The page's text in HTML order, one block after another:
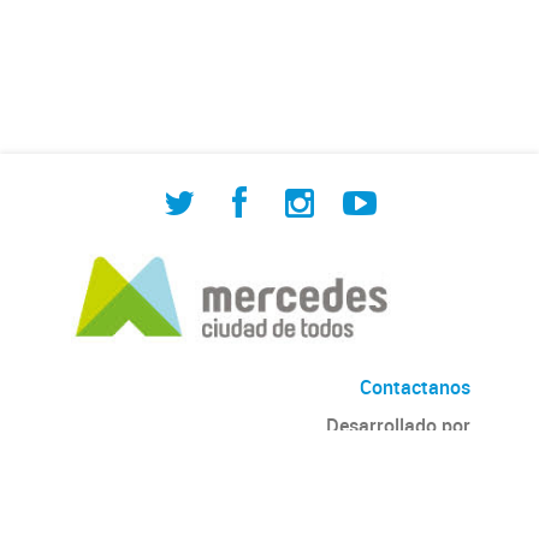
Contactanos
Desarrollado por